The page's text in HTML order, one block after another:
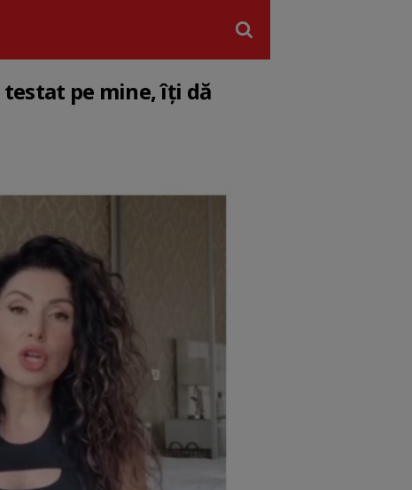
pe mine, îți dă